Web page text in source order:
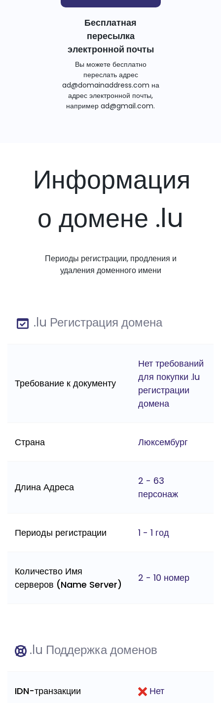
Бесплатная
пересылка
электронной почты
Вы можете бесплатно
переслать адрес
ad@domainaddress.com на
адрес электронной почты,
например ad@gmail.com.
Информация
о домене .lu
Периоды регистрации, продления и
удаления доменного имени
.lu Регистрация домена
Требование к документу
Нет требований
для покупки .lu
регистрации
домена
Страна Люксембург
Длина Адреса
2 - 63
персонаж
Периоды регистрации 1 - 1 год
Количество Имя
серверов (Name Server)
2 - 10 номер
.lu Поддержка доменов
IDN-транзакции Нет